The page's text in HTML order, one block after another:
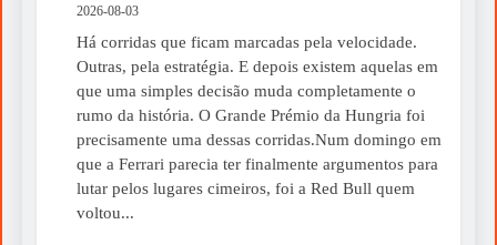
2026-08-03
Há corridas que ficam marcadas pela velocidade.
Outras, pela estratégia. E depois existem aquelas em
que uma simples decisão muda completamente o
rumo da história. O Grande Prémio da Hungria foi
precisamente uma dessas corridas.Num domingo em
que a Ferrari parecia ter finalmente argumentos para
lutar pelos lugares cimeiros, foi a Red Bull quem
voltou...